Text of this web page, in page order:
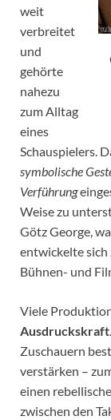
weit
verbreitet
und
gehörte
nahezu
zum Alltag
eines
Schauspielers.
symbolische
Verführung
Weise zu
Götz George,
entwickelte sich
Bühnen- und
Viele
Ausdruckskraft
Zuschauern
verstärken –
einen
zwischen den